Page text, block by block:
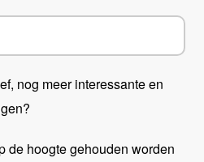
nog meer interessante en
de hoogte gehouden worden